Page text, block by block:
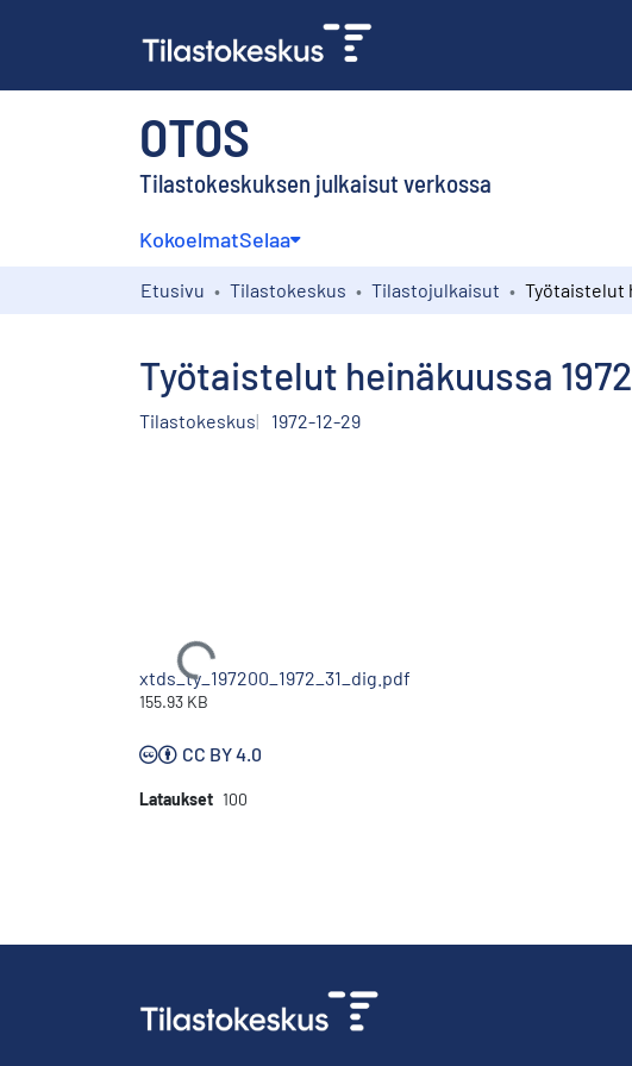
OTOS
Tilastokeskuksen julkaisut verkossa
KokoelmatSelaa
Etusivu Tilastokeskus Tilastojulkaisut
Työtaistelut heinäkuussa 1972
Tilastokeskus 1972-12-29
Ladataan...
xtds_ty_197200_1972_31_dig.pdf
155.93 KB
CC BY 4.0
Lataukset 100